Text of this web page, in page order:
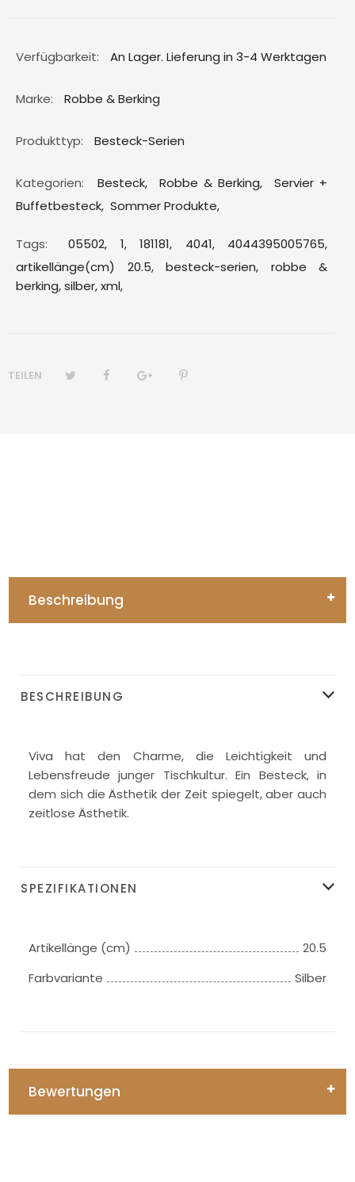
Verfügbarkeit: An Lager. Lieferung in 3-4 Werktagen
Marke: Robbe & Berking
Produkttyp: Besteck-Serien
Kategorien: Besteck, Robbe & Berking, Servier +
Buffetbesteck, Sommer Produkte,
Tags: 05502, 1, 181181, 4041,
4044395005765,
artikellänge(cm) 20.5,
besteck-serien,
robbe &
berking,silber,xml,
TEILEN
Beschreibung
BESCHREIBUNG
Viva hat den Charme, die Leichtigkeit und
Lebensfreude junger Tischkultur. Ein Besteck, in
dem sich die Ästhetik der Zeit spiegelt, aber auch
zeitlose Ästhetik.
SPEZIFIKATIONEN
Artikellänge (cm)
20.5
Farbvariante
Silber
Bewertungen